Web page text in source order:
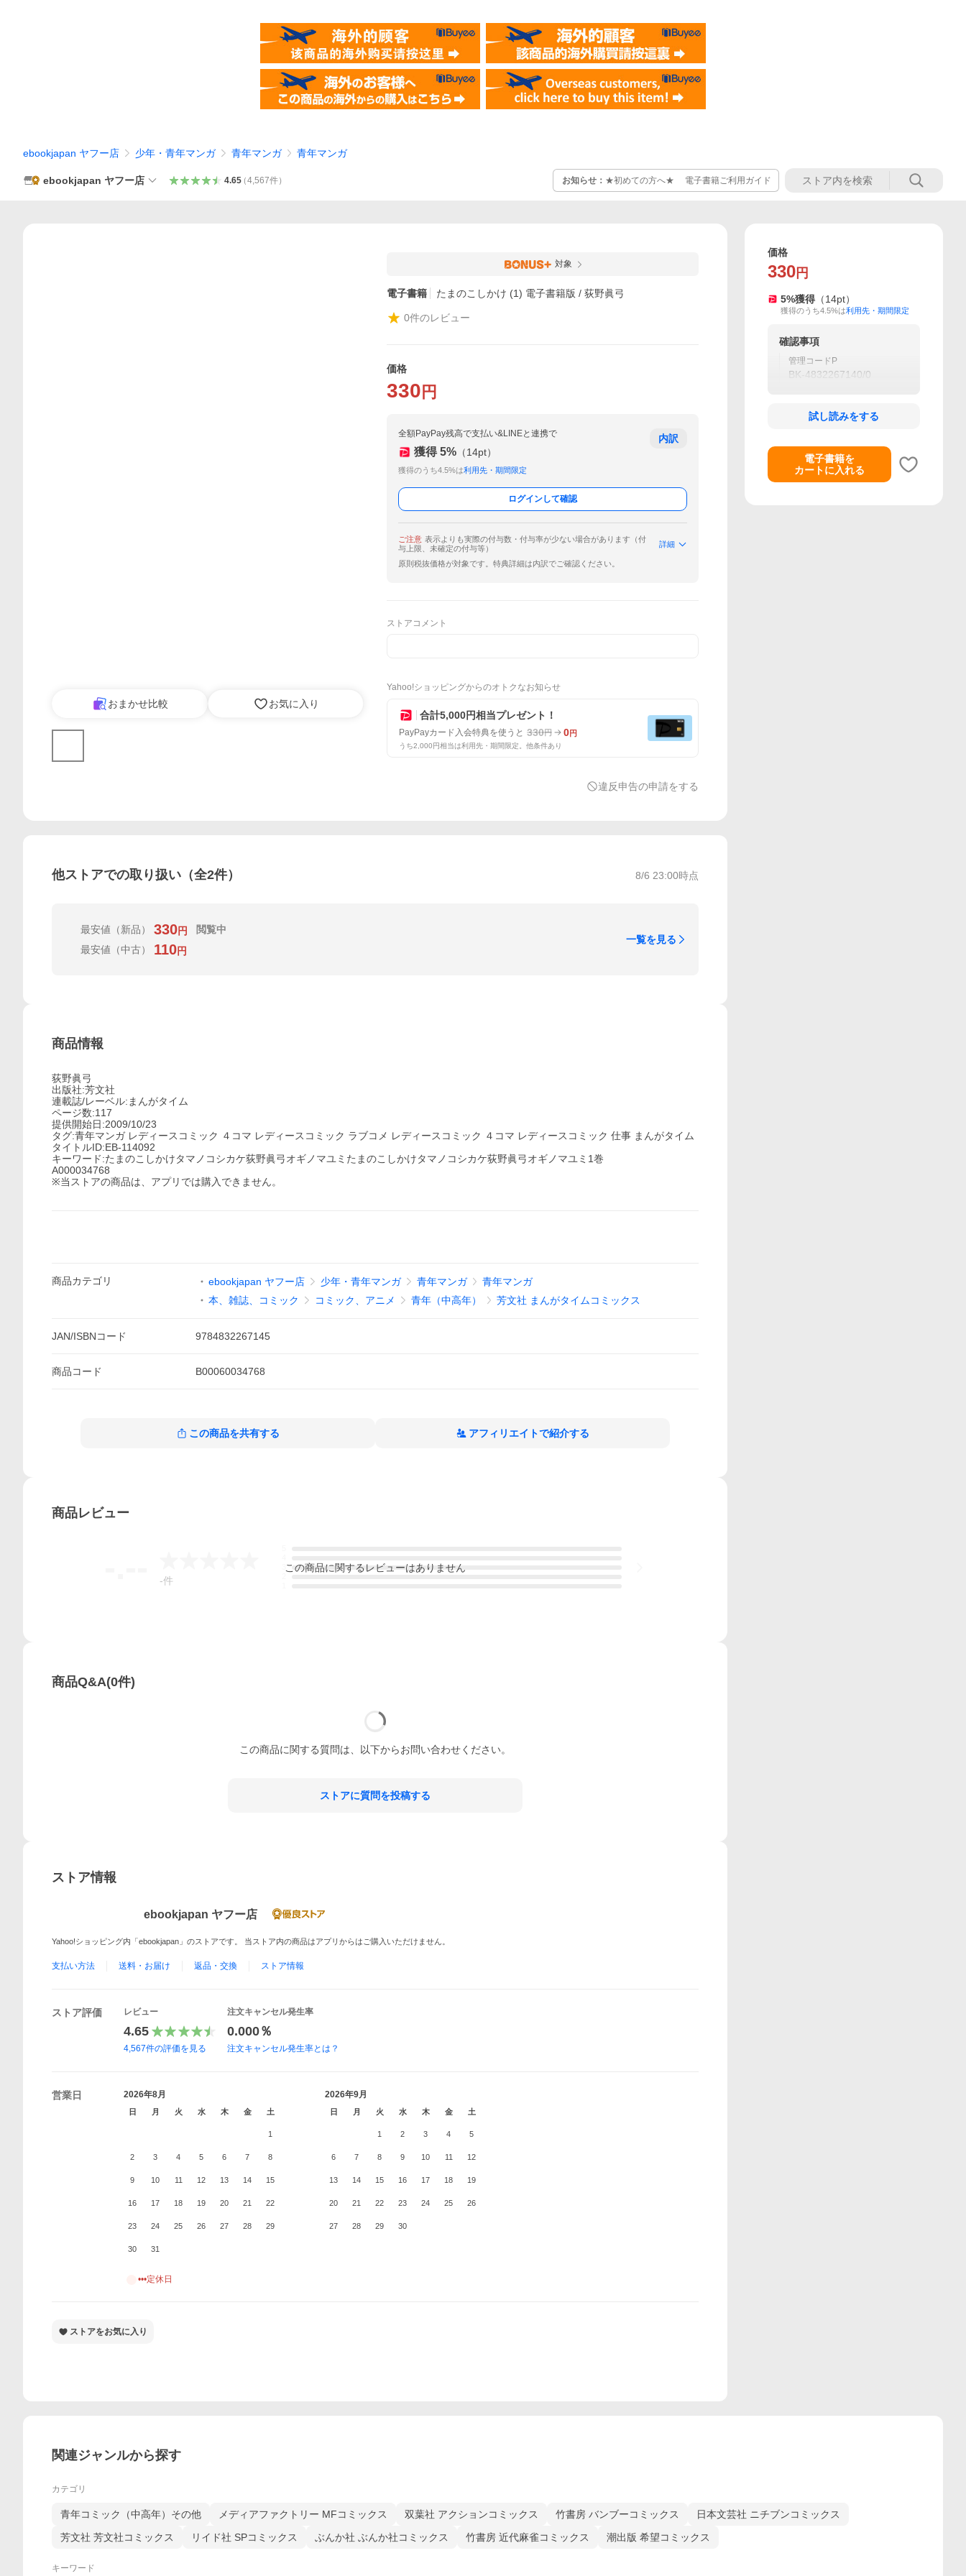
ebookjapan ヤフー店 少年・青年マンガ 青年マンガ 青年マンガ
ebookjapan ヤフー店 4.65（4,567件） お知らせ： ★初めての方へ★ 電子書籍ご利用ガイド
おまかせ比較 お気に入り
対象
電子書籍 たまのこしかけ (1) 電子書籍版 / 荻野眞弓
0件のレビュー
価格
330 円
全額PayPay残高で支払い&LINEと連携で
獲得 5% （14pt）
獲得のうち4.5%は利用先・期間限定
内訳
ログインして確認
ご注意 表示よりも実際の付与数・付与率が少ない場合があります（付
与上限、未確定の付与等）
詳細
原則税抜価格が対象です。特典詳細は内訳でご確認ください。
ストアコメント
Yahoo!ショッピングからのオトクなお知らせ
合計5,000円相当プレゼント！
PayPayカード入会特典を使うと 330円 0円
うち2,000円相当は利用先・期間限定。他条件あり
違反申告の申請をする
他ストアでの取り扱い（全2件） 8/6 23:00時点
最安値 （新品） 330円
閲覧中
最安値 （中古） 110円
一覧を見る
商品情報
荻野眞弓
出版社:芳文社
連載誌/レーベル:まんがタイム
ページ数:117
提供開始日:2009/10/23
タグ:青年マンガ レディースコミック ４コマ レディースコミック ラブコメ レディースコミック ４コマ レディースコミック 仕事 まんがタイム
タイトルID:EB-114092
キーワード:たまのこしかけタマノコシカケ荻野眞弓オギノマユミたまのこしかけタマノコシカケ荻野眞弓オギノマユミ1巻
A000034768
※当ストアの商品は、アプリでは購入できません。
商品カテゴリ ebookjapan ヤフー店 少年・青年マンガ 青年マンガ
青年マンガ
本、雑誌、コミック
コミック、アニメ 青年（中高年） 芳文社 まんがタイムコミックス
JAN/ISBNコード 9784832267145
商品コード B00060034768
この商品を共有する アフィリエイトで紹介する
商品レビュー
-件
この商品に関するレビューはありません
商品Q&A(0件)
この商品に関する質問は、以下からお問い合わせください。
ストアに質問を投稿する
ストア情報
ebookjapan ヤフー店
Yahoo!ショッピング内「ebookjapan」のストアです。 当ストア内の商品はアプリからはご購入いただけません。
支払い方法 送料・お届け 返品・交換 ストア情報
ストア評価 レビュー
4.65
4,567件の評価を見る
注文キャンセル発生率
0.000％
注文キャンセル発生率とは？
営業日 2026年8月
日 月 火 水 木 金 土
1
2 3 4 5 6 7 8
9 10 11 12 13 14 15
16 17 18 19 20 21 22
23 24 25 26 27 28 29
30 31
2026年9月
日 月 火 水 木 金 土
1 2 3 4 5
6 7 8 9 10 11 12
13 14 15 16 17 18 19
20 21 22 23 24 25 26
27 28 29 30
•••定休日
ストアをお気に入り
価格
330 円
5%獲得 （14pt）
獲得のうち4.5%は利用先・期間限定
確認事項
管理コードP
BK-4832267140/0
試し読みをする
電子書籍を
カートに入れる
関連ジャンルから探す
カテゴリ
青年コミック（中高年）その他 メディアファクトリー MFコミックス 双葉社 アクションコミックス 竹書房 バンブーコミックス
日本文芸社 ニチブンコミックス
芳文社 芳文社コミックス
リイド社 SPコミックス ぶんか社 ぶんか社コミックス 竹書房 近代麻雀コミックス 潮出版 希望コミックス
キーワード